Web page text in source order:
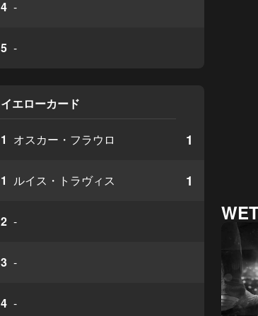
4 -
5 -
イエローカード
1 オスカー・フラウロ 1
1 ルイス・トラヴィス 1
2 -
3 -
4 -